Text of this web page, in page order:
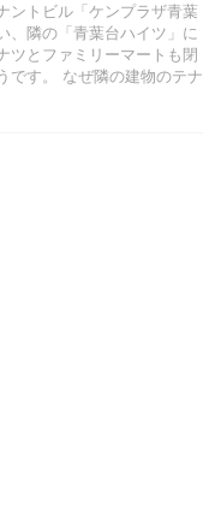
ントビル「ケンプラザ青葉
、隣の「青葉台ハイツ」に
ツとファミリーマートも閉
です。 なぜ隣の建物のテナ